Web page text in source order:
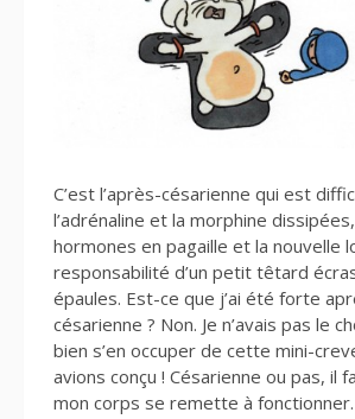
C’est l’après-césarienne qui est
l’adrénaline et la morphine
hormones en pagaille et la nouvelle
responsabilité d’un petit têtard
épaules. Est-ce que j’ai été forte
césarienne ? Non. Je n’avais pas le
bien s’en occuper de cette mini-
avions conçu ! Césarienne ou pas, il
mon corps se remette à